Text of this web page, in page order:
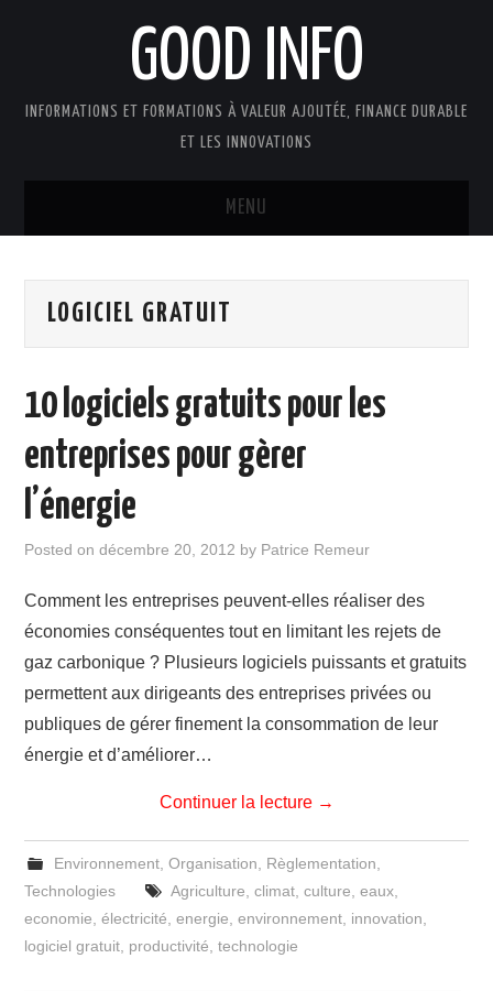
GOOD INFO
INFORMATIONS ET FORMATIONS À VALEUR AJOUTÉE, FINANCE DURABLE
ET LES INNOVATIONS
MENU
GOOD INFO DANS LA PRESSE
PUBLICATIONS
LOGICIEL GRATUIT
10 logiciels gratuits pour les
entreprises pour gèrer
l’énergie
Posted ondécembre 20, 2012 by Patrice Remeur
Comment les entreprises peuvent-elles réaliser des
économies conséquentes tout en limitant les rejets de
gaz carbonique ? Plusieurs logiciels puissants et gratuits
permettent aux dirigeants des entreprises privées ou
publiques de gérer finement la consommation de leur
énergie et d’améliorer…
Continuer la lecture →
Environnement, Organisation Règlementation
Technologies
Agriculture climat, culture eaux,
economie ,électricité ,energie ,environnement innovation
logiciel gratuit productivité ,technologie